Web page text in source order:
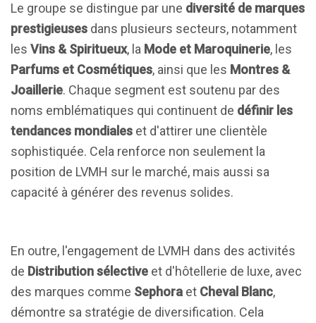
Le groupe se distingue par une diversité de marques
prestigieuses dans plusieurs secteurs, notamment
les Vins & Spiritueux, la Mode et Maroquinerie, les
Parfums et Cosmétiques, ainsi que les Montres &
Joaillerie. Chaque segment est soutenu par des
noms emblématiques qui continuent de définir les
tendances mondiales et d'attirer une clientèle
sophistiquée. Cela renforce non seulement la
position de LVMH sur le marché, mais aussi sa
capacité à générer des revenus solides.
En outre, l'engagement de LVMH dans des activités
de Distribution sélective et d'hôtellerie de luxe, avec
des marques comme Sephora et Cheval Blanc,
démontre sa stratégie de diversification. Cela